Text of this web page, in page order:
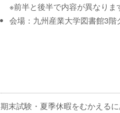
※前半と後半で内容が異なり
会場：九州産業大学図書館3階
期末試験・夏季休暇をむかえる